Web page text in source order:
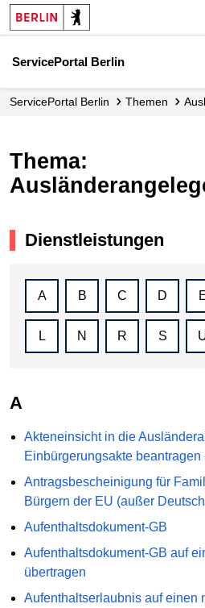
ServicePortal Berlin
ServicePortal Berlin Themen
Thema:
Dienstleistungen
A B C D
L N R S
A
Akteneinsicht in die
Einbürgerungsakte
Antragsbescheinigung für
Bürgern der EU (außer
Aufenthaltsdokument-GB
Aufenthaltsdokument-GB auf
übertragen
Aufenthaltserlaubnis auf einen